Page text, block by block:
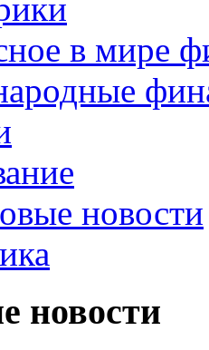
в мире
новости
новости